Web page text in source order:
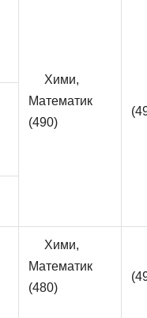
Хими,
Математик
(490)
Хими,
Математик
(480)